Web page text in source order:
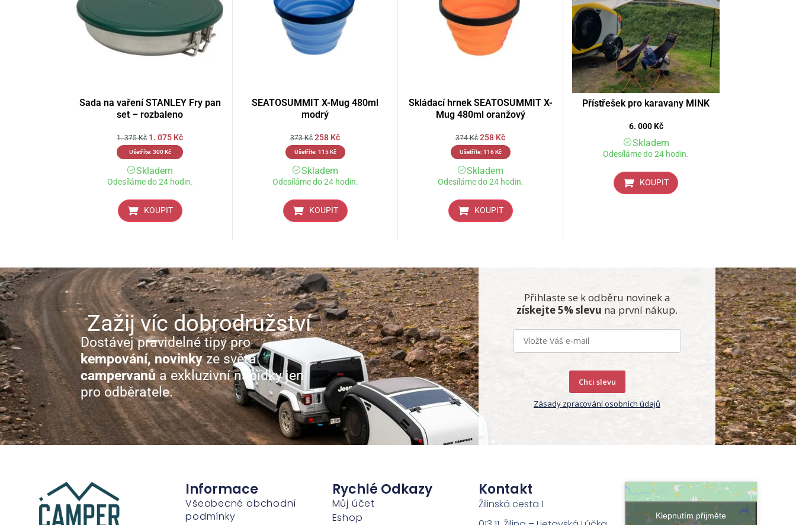
Sada na vaření STANLEY Fry pan
set – rozbaleno
1. 375Kč 1. 075 Kč
Ušetříte: 300Kč
Skladem
Odesíláme do 24 hodin.
KOUPIT
SEATOSUMMIT X-Mug 480ml
modrý
373Kč 258 Kč
Ušetříte: 115Kč
Skladem
Odesíláme do 24 hodin.
KOUPIT
Skládací hrnek SEATOSUMMIT X-
Mug 480ml oranžový
374Kč 258 Kč
Ušetříte: 116Kč
Skladem
Odesíláme do 24 hodin.
KOUPIT
Přístřešek pro karavany MINK
6. 000 Kč
Skladem
Odesíláme do 24 hodin.
KOUPIT
Zažij víc dobrodružství
Dostávej pravidelné tipy pro
kempování, novinkyze světa
campervanůa exkluzivní nabídky jen
pro odběratele.
Přihlaste se k odběru novinek a
získejte 5% slevu na první nákup.
Chci slevu
Zásady zpracování osobních údajů
Informace
Všeobecné obchodní
podmínky
Rychlé Odkazy
Můj účet
Eshop
Kontakt
Žilinská cesta 1
Klepnutím přijměte